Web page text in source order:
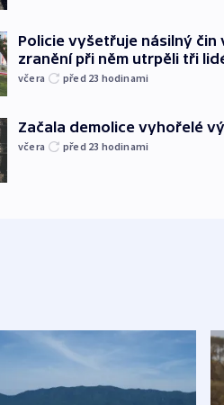
Policie vyšetřuje násilný čin
zranění při něm utrpěli tři
včera před 23 hodinami
Začala demolice vyhořelé
včera před 23 hodinami